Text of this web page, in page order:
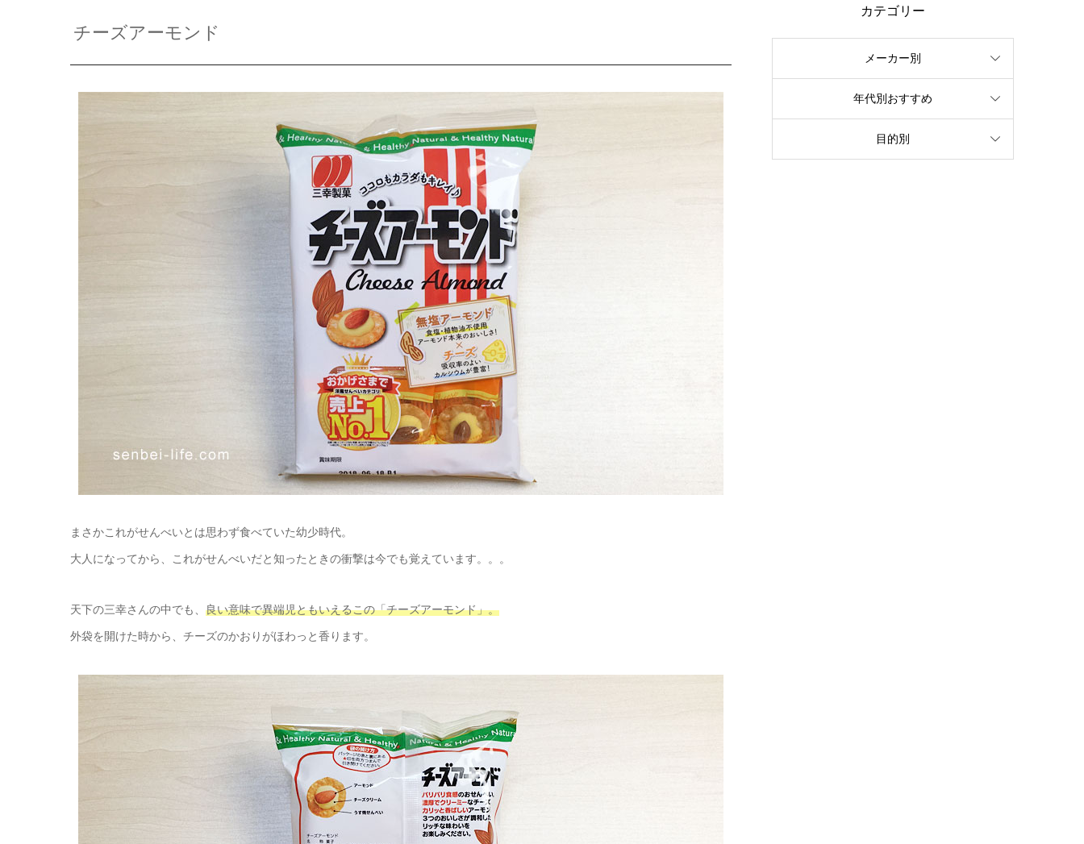
チーズアーモンド
まさかこれがせんべいとは思わず食べていた幼少時代。
大人になってから、これがせんべいだと知ったときの衝撃は今でも覚えています。。。
天下の三幸さんの中でも、 良い意味で異端児ともいえるこの「チーズアーモンド」。
外袋を開けた時から、チーズのかおりがほわっと香ります。
カテゴリー
メーカー別
年代別おすすめ
目的別